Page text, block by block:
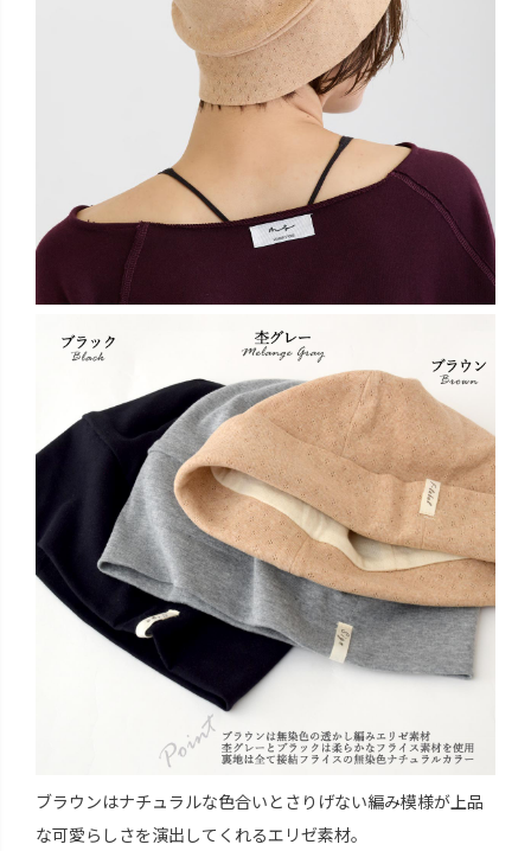
ブラウンはナチュラルな色合いとさりげない編み模様が上品
な可愛らしさを演出してくれるエリゼ素材。